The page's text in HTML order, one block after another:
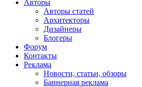
Авторы
Авторы статей
Архитекторы
Дизайнеры
Блогеры
Форум
Контакты
Реклама
Новости, статьи, обзоры
Баннерная реклама